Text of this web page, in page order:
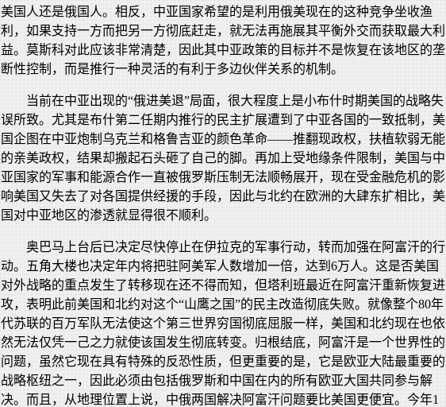
美国人还是俄国人。相反，中亚国家希望的是利用俄美现在的这种竞争坐收渔
利，如果支持一方而把另一方彻底赶走，就无法再施展其平衡外交而获取最大利
益。莫斯科对此应该非常清楚，因此其中亚政策的目标并不是恢复在该地区的垄
断性控制，而是推行一种灵活的有利于多边伙伴关系的机制。
当前在中亚出现的“俄进美退”局面，很大程度上是小布什时期美国的战略失
误所致。尤其是布什第二任期内推行的民主扩展遭到了中亚各国的一致抵制，美
国企图在中亚炮制乌克兰和格鲁吉亚的颜色革命——推翻现政权，扶植软弱无能
的亲美政权，结果却搬起石头砸了自己的脚。再加上受地缘条件限制，美国与中
亚国家的军事和能源合作一直被俄罗斯压制无法顺畅展开，现在受金融危机的影
响美国又失去了对各国提供经援的手段，因此与北约在欧洲的大肆东扩相比，美
国对中亚地区的渗透就显得很不顺利。
奥巴马上台后已决定尽快停止在伊拉克的军事行动，转而加强在阿富汗的行
动。五角大楼也决定年内将把驻阿美军人数增加一倍，达到6万人。这是否美国
对外战略的重点发生了转移现在还不得而知，但塔利班最近在阿富汗重新恢复进
攻，表明此前美国和北约对这个“山鹰之国”的民主改造彻底失败。就像整个80年
代苏联的百万军队无法使这个第三世界穷国彻底屈服一样，美国和北约现在也依
然无法仅凭一己之力就使该国发生彻底转变。归根结底，阿富汗是一个世界性的
问题，虽然它现在具有特殊的反恐性质，但更重要的是，它是欧亚大陆最重要的
战略枢纽之一，因此必须由包括俄罗斯和中国在内的所有欧亚大国共同参与解
决。而且，从地理位置上说，中俄两国解决阿富汗问题要比美国更便宜。今年1